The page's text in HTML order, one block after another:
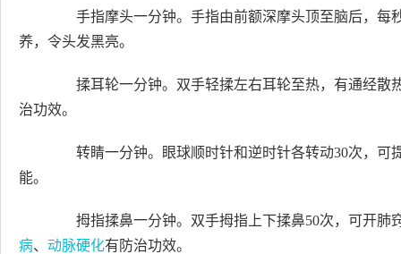
手指摩头一分钟。手指由前额深摩头顶至脑后，每
养，令头发黑亮。
揉耳轮一分钟。双手轻揉左右耳轮至热，有通经散
治功效。
转睛一分钟。眼球顺时针和逆时针各转动30次，可
能。
拇指揉鼻一分钟。双手拇指上下揉鼻50次，可开肺
病、 动脉硬化有防治功效。